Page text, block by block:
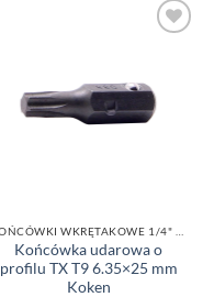
Końcówka udarowa o
profilu TX T9 6.35×25 mm
Koken